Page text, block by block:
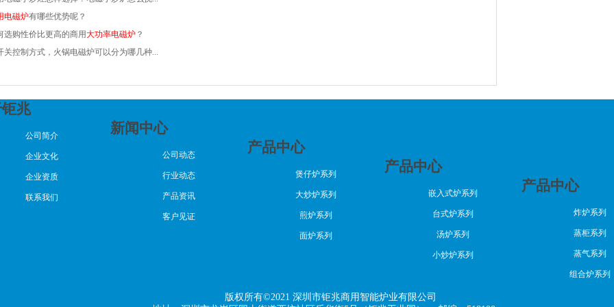
电磁炉有哪些优势呢？
选购性价比更高的商用大功率电磁炉 ？
关控制方式，火锅电磁炉可以分为哪几种...
兆
公司简介
企业文化
企业资质
联系我们
新闻中心
公司动态
行业动态
产品资讯
客户见证
产品中心
煲仔炉系列
大炒炉系列
煎炉系列
面炉系列
产品中心
嵌入式炉系列
台式炉系列
汤炉系列
小炒炉系列
产品中心
炸炉系列
蒸柜系列
蒸气系列
组合炉系列
版权所有©2021 深圳市钜兆商用智能炉业有限公司